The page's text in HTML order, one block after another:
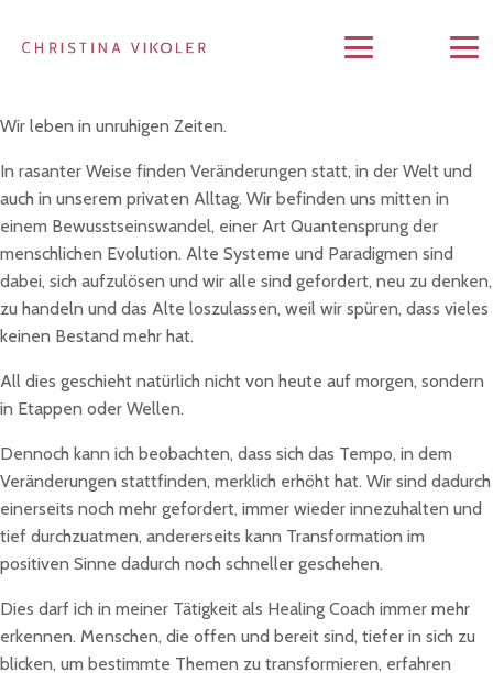
Wir leben in unruhigen Zeiten.
In rasanter Weise finden Veränderungen statt, in der Welt und
auch in unserem privaten Alltag. Wir befinden uns mitten in
einem Bewusstseinswandel, einer Art Quantensprung der
menschlichen Evolution. Alte Systeme und Paradigmen sind
dabei, sich aufzulösen und wir alle sind gefordert, neu zu denken,
zu handeln und das Alte loszulassen, weil wir spüren, dass vieles
keinen Bestand mehr hat.
All dies geschieht natürlich nicht von heute auf morgen, sondern
in Etappen oder Wellen.
Dennoch kann ich beobachten, dass sich das Tempo, in dem
Veränderungen stattfinden, merklich erhöht hat. Wir sind dadurch
einerseits noch mehr gefordert, immer wieder innezuhalten und
tief durchzuatmen, andererseits kann Transformation im
positiven Sinne dadurch noch schneller geschehen.
Dies darf ich in meiner Tätigkeit als Healing Coach immer mehr
erkennen. Menschen, die offen und bereit sind, tiefer in sich zu
blicken, um bestimmte Themen zu transformieren, erfahren